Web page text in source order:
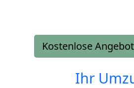
Kostenlose
Ihr